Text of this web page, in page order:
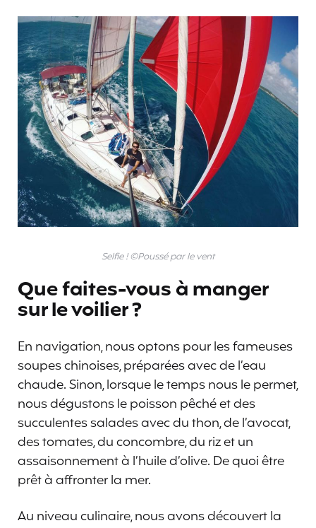
Selfie ! ©Poussé par le vent
Que faites-vous à manger
sur le voilier ?
En navigation, nous optons pour les fameuses
soupes chinoises, préparées avec de l’eau
chaude. Sinon, lorsque le temps nous le permet,
nous dégustons le poisson pêché et des
succulentes salades avec du thon, de l’avocat,
des tomates, du concombre, du riz et un
assaisonnement à l’huile d’olive. De quoi être
prêt à affronter la mer.
Au niveau culinaire, nous avons découvert la